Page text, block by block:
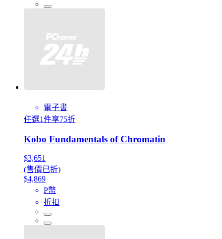
電子書
任選1件享75折
Kobo Fundamentals of Chromatin
$3,651
(售價已折)
$4,869
P幣
折扣